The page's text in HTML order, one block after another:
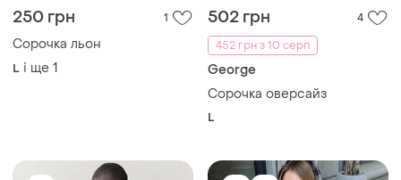
250 грн 1
Сорочка льон
L і ще 1
502 грн
4
452 грн з 10 серп
George
Сорочка оверсайз
L